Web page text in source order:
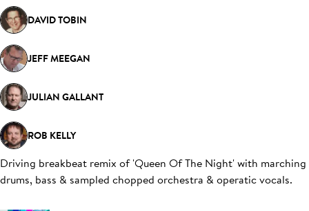
DAVID TOBIN
JEFF MEEGAN
JULIAN GALLANT
ROB KELLY
Driving breakbeat remix of 'Queen Of The Night' with marching
drums, bass & sampled chopped orchestra & operatic vocals.